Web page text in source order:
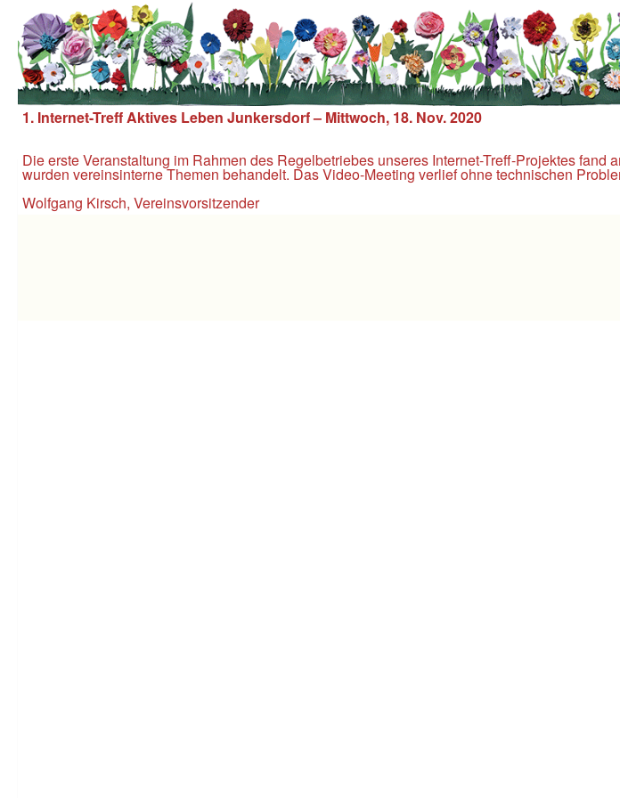
Unter dem Inhalt
1. Internet-Treff Aktives Leben Junkersdorf – Mittwoch, 18. Nov. 2020
Die erste Veranstaltung im Rahmen des Regelbetriebes unseres Internet-Treff-Projektes fand
wurden vereinsinterne Themen behandelt. Das Video-Meeting verlief ohne technischen
Wolfgang Kirsch, Vereinsvorsitzender